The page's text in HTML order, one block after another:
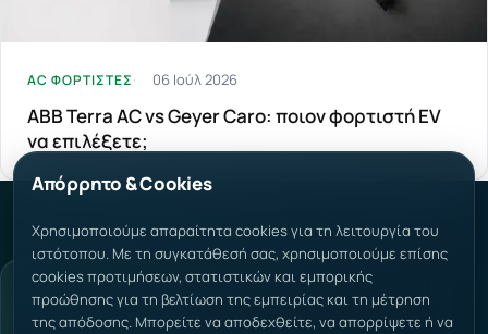
Απόρρητο & Cookies
Χρησιμοποιούμε απαραίτητα cookies για τη λειτουργία του
ιστότοπου. Με τη συγκατάθεσή σας, χρησιμοποιούμε επίσης
cookies προτιμήσεων, στατιστικών και εμπορικής
προώθησης για τη βελτίωση της εμπειρίας και τη μέτρηση
της απόδοσης. Μπορείτε να αποδεχθείτε, να απορρίψετε ή να
AC ΦΟΡΤΙΣΤΕΣ 06 Ιούλ 2026
ABB Terra AC vs Geyer Caro: ποιον φορτιστή EV
να επιλέξετε;